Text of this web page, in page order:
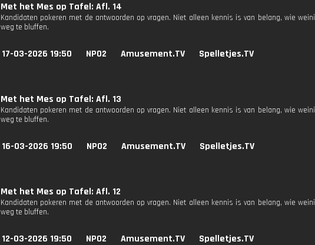
Met het Mes op Tafel: Afl. 14
Kandidaten pokeren met de antwoorden op vragen. Niet alleen kennis is van belang, wie
weg te bluffen.
17-03-2026 19:50 NPO2 Amusement.TV Spelletjes.TV
Met het Mes op Tafel: Afl. 13
Kandidaten pokeren met de antwoorden op vragen. Niet alleen kennis is van belang, wie
weg te bluffen.
16-03-2026 19:50 NPO2 Amusement.TV Spelletjes.TV
Met het Mes op Tafel: Afl. 12
Kandidaten pokeren met de antwoorden op vragen. Niet alleen kennis is van belang, wie
weg te bluffen.
12-03-2026 19:50 NPO2 Amusement.TV Spelletjes.TV